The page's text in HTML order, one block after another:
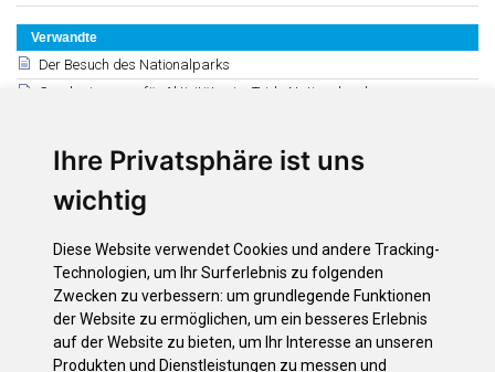
Ihre Privatsphäre ist uns
wichtig
Diese Website verwendet Cookies und andere Tracking-
Technologien, um Ihr Surferlebnis zu folgenden
Zwecken zu verbessern: um grundlegende Funktionen
der Website zu ermöglichen, um ein besseres Erlebnis
auf der Website zu bieten, um Ihr Interesse an unseren
Produkten und Dienstleistungen zu messen und
Verwandte
Der Besuch des Nationalparks
Genehmigungen für Aktivitäten im Teide-Nationalpark
El Teide - Drahtseilbahn
Schutzhütte von Altavista
Nationaler Hotel - Parador
Observatorium des El Teide
Interpretationstabellen mit astro-vulkanischen Themen
Downloads